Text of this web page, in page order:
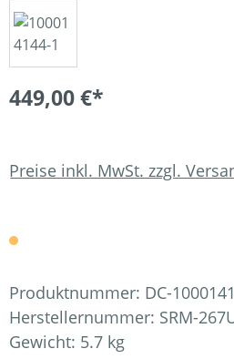
449,00 €*
Preise inkl. MwSt. zzgl.
Produktnummer: DC-
Herstellernummer: SRM-
Gewicht: 5.7 kg